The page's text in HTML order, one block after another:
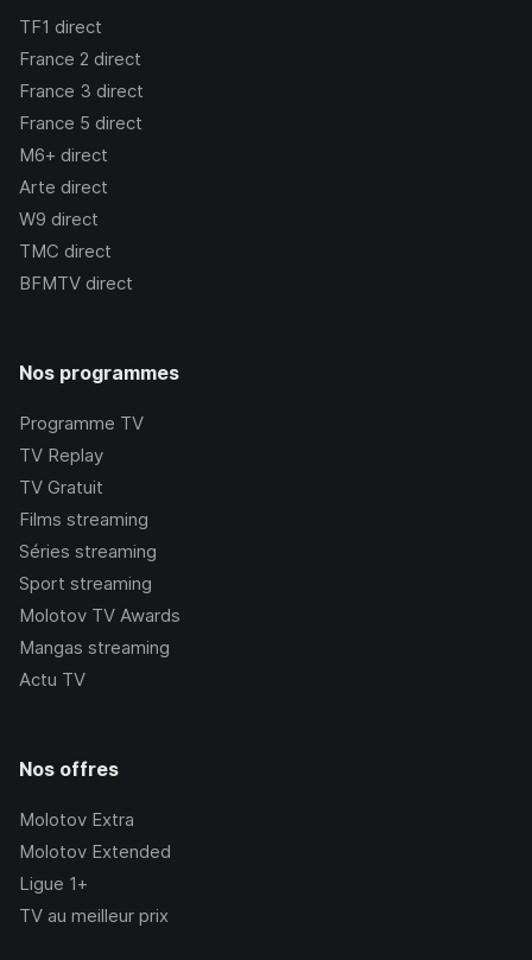
TF1 direct
France 2 direct
France 3 direct
France 5 direct
M6+ direct
Arte direct
W9 direct
TMC direct
BFMTV direct
Nos programmes
Programme TV
TV Replay
TV Gratuit
Films streaming
Séries streaming
Sport streaming
Molotov TV Awards
Mangas streaming
Actu TV
Nos offres
Molotov Extra
Molotov Extended
Ligue 1+
TV au meilleur prix